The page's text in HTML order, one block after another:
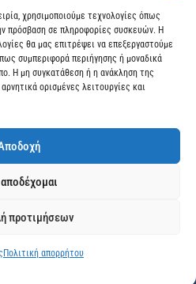
χρησιμοποιούμε τεχνολογίες όπως
πρόσβαση σε πληροφορίες συσκευών. Η
θα μας επιτρέψει να επεξεργαστούμε
συμπεριφορά περιήγησης ή μοναδικά
Η μη συγκατάθεση ή η ανάκληση της
ορισμένες λειτουργίες και
προτιμήσεων
Πολιτική απορρήτου
Τ.Κ: 30100
All rights reserved.